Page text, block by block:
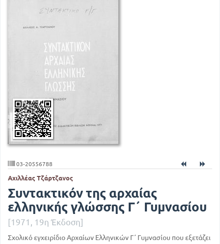
03-20556788
Αχιλλέας Τζάρτζανος
Συντακτικόν της αρχαίας
ελληνικής γλώσσης Γ΄ Γυμνασίου
[1971, 19η Έκδοση]
Σχολικό εγχειρίδιο Αρχαίων Ελληνικών Γ΄ Γυμνασίου που εξετάζει